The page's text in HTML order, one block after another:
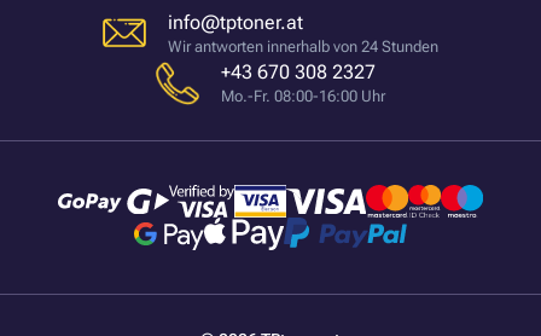
info@tptoner.at
Wir antworten innerhalb von 24 Stunden
+43 670 308 2327
Mo.-Fr. 08:00-16:00 Uhr